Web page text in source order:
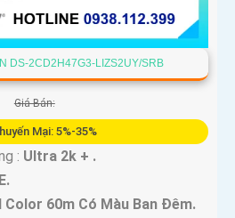
DS-2CD2H47G3-LIZS2UY/SRB
Giá Bán:
Mại: 5%-35%
: Ultra 2k + .
Color 60m Có Màu Ban Ðêm.